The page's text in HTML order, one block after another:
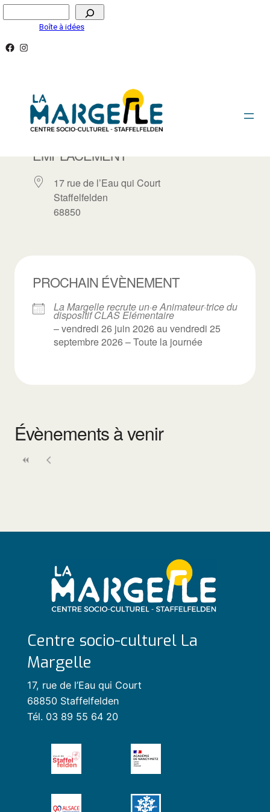
Aller
au
Facebook
Instagram
Boîte à idées
LA MARGELLE / SALLE LA GALERIE
EMPLACEMENT
17 rue de l’Eau qui Court
Staffelfelden
68850
PROCHAIN ÉVÈNEMENT
La Margelle recrute un·e Animateur·trice du
dispositif CLAS Elémentaire
– vendredi 26 juin 2026 au vendredi 25
septembre 2026 – Toute la journée
Évènements à venir
Centre socio-culturel La
Margelle
17, rue de l’Eau qui Court
68850 Staffelfelden
Tél. 03 89 55 64 20